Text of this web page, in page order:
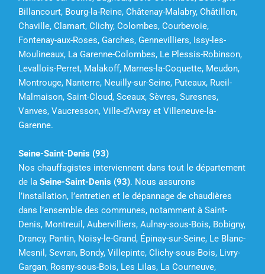
Billancourt, Bourg-la-Reine, Châtenay-Malabry, Châtillon,
Chaville, Clamart, Clichy, Colombes, Courbevoie,
Fontenay-aux-Roses, Garches, Gennevilliers, Issy-les-
Moulineaux, La Garenne-Colombes, Le Plessis-Robinson,
Levallois-Perret, Malakoff, Marnes-la-Coquette, Meudon,
Montrouge, Nanterre, Neuilly-sur-Seine, Puteaux, Rueil-
Malmaison, Saint-Cloud, Sceaux, Sèvres, Suresnes,
Vanves, Vaucresson, Ville-d’Avray et Villeneuve-la-
Garenne.
Seine-Saint-Denis (93)
Nos chauffagistes interviennent dans tout le département
de la Seine-Saint-Denis (93). Nous assurons
l’installation, l’entretien et le dépannage de chaudières
dans l’ensemble des communes, notamment à Saint-
Denis, Montreuil, Aubervilliers, Aulnay-sous-Bois, Bobigny,
Drancy, Pantin, Noisy-le-Grand, Épinay-sur-Seine, Le Blanc-
Mesnil, Sevran, Bondy, Villepinte, Clichy-sous-Bois, Livry-
Gargan, Rosny-sous-Bois, Les Lilas, La Courneuve,